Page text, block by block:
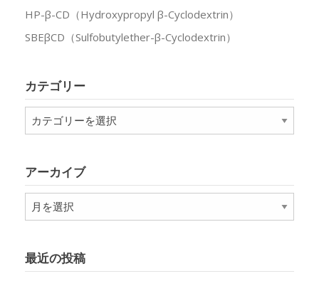
HP-β-CD（Hydroxypropyl β-Cyclodextrin）
SBEβCD（Sulfobutylether-β-Cyclodextrin）
カテゴリー
テ
ー
アーカイブ
ア
ー
ブ
最近の投稿